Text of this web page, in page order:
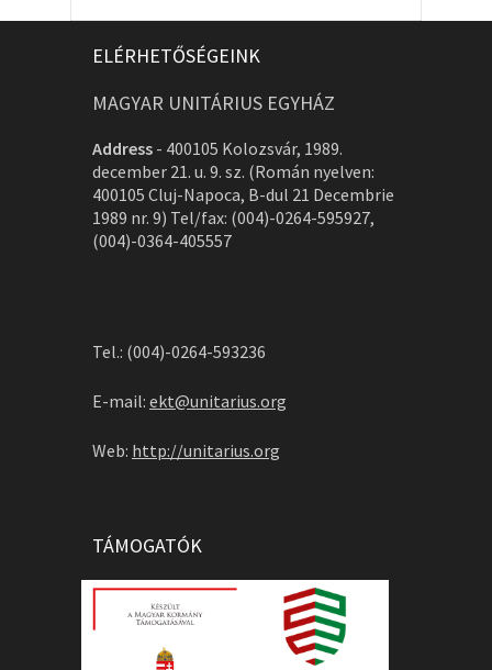
ELÉRHETŐSÉGEINK
MAGYAR UNITÁRIUS EGYHÁZ
Address - 400105 Kolozsvár, 1989.
december 21. u. 9. sz. (Román nyelven:
400105 Cluj-Napoca, B-dul 21 Decembrie
1989 nr. 9) Tel/fax: (004)-0264-595927,
(004)-0364-405557
Tel.: (004)-0264-593236
E-mail: ekt@unitarius.org
Web: http://unitarius.org
TÁMOGATÓK